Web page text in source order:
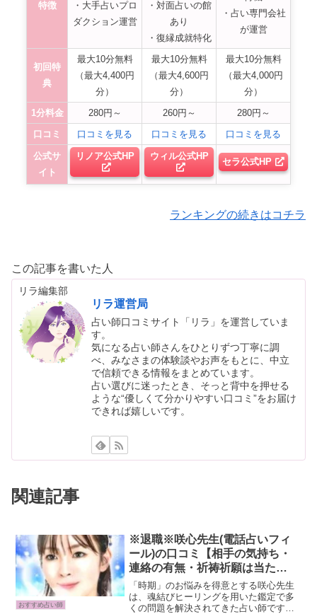
特徴
・大手占いプロ
ダクション運営
・対面占いの館
あり
・復縁成就特化
・占い専門会社
が運営
初回特
典
最大10分無料
（最大4,400円
分）
最大10分無料
（最大4,600円
分）
最大10分無料
（最大4,000円
分）
1分料金
280円～ 260円～
280円～
口コミ
口コミを見る 口コミを見る 口コミを見る
公式サ
イト
リノア公式HP ウィル公式HP
セラ公式HP
ランキングの続きはコチラ
この記事を書いた人
リラ編集部
リラ運営局
占い師口コミサイト「リラ」を運営していま
す。
気になる占い師さんをひとりずつ丁寧に調
べ、みなさまの体験談やお声をもとに、中立
で信頼できる情報をまとめています。
占い選びに迷ったとき、そっと背中を押せる
ような“優しくて分かりやすい口コミ”をお届け
できれば嬉しいです。
関連記事
おすすめ占い師
※退職※咲心先生(電話占いフィ
ール)の口コミ【相手の気持ち・
連絡の有無・祈祷祈願は当た
る？】
「時期」のお悩みを得意とする咲心先生
は、魂結びヒーリングを用いた鑑定で多
くの問題を解決されてきた占い師です。